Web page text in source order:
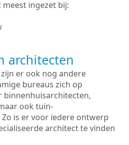
ingezet bij:
architecten
er ook nog andere
bureaus zich op
binnenhuisarchitecten,
ook tuin-
is er voor iedere ontwerp
architect te vinden